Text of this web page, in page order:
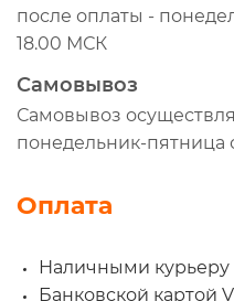
после оплаты -
18.00 МСК
Самовывоз
Самовывоз
понедельник-пятница
Оплата
Наличными курьеру
Банковской картой